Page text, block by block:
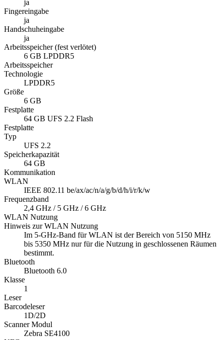
UFS 2.2
Speicherkapazität
64 GB
Kommunikation
WLAN
IEEE 802.11 be/ax/ac/n/a/g/b/d/h/i/r/k/w
Frequenzband
2,4 GHz / 5 GHz / 6 GHz
WLAN Nutzung
Hinweis zur WLAN Nutzung
Im 5-GHz-Band für WLAN ist der Bereich von 5150 MHz
bis 5350 MHz nur für die Nutzung in geschlossenen Räumen
bestimmt.
Bluetooth
Klasse
1
Barcodeleser
1D/2D
Scanner Modul
Zebra SE4100
ja
Audio
Lautsprecher
ja
Mikrofon
ja
Schnittstellen
USB-C
Kamera
Kamera Frontseite
8,0 Megapixel
Kamera Rückseite
16,0 Megapixel
Autofokus